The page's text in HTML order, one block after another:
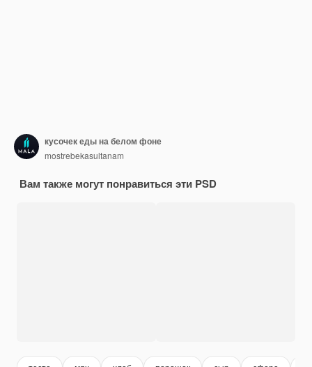
кусочек еды на белом фоне
mostrebekasultanam
Вам также могут понравиться эти PSD